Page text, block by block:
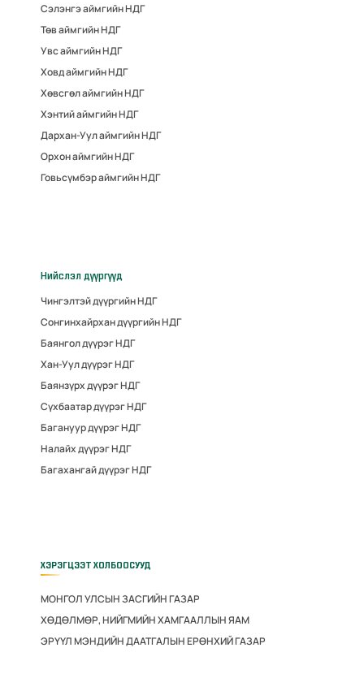
Сэлэнгэ аймгийн НДГ
Төв аймгийн НДГ
Увс аймгийн НДГ
Ховд аймгийн НДГ
Хөвсгөл аймгийн НДГ
Хэнтий аймгийн НДГ
Дархан-Уул аймгийн НДГ
Орхон аймгийн НДГ
Говьсүмбэр аймгийн НДГ
Нийслэл дүүргүүд
Чингэлтэй дүүргийн НДГ
Сонгинхайрхан дүүргийн НДГ
Баянгол дүүрэг НДГ
Хан-Уул дүүрэг НДГ
Баянзүрх дүүрэг НДГ
Сүхбаатар дүүрэг НДГ
Багануур дүүрэг НДГ
Налайх дүүрэг НДГ
Багахангай дүүрэг НДГ
ХЭРЭГЦЭЭТ ХОЛБООСУУД
МОНГОЛ УЛСЫН ЗАСГИЙН ГАЗАР
ХӨДӨЛМӨР, НИЙГМИЙН ХАМГААЛЛЫН ЯАМ
ЭРҮҮЛ МЭНДИЙН ДААТГАЛЫН ЕРӨНХИЙ ГАЗАР